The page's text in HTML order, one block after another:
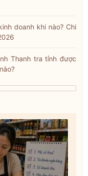
doanh khi nào? Chi
Thanh tra tỉnh được